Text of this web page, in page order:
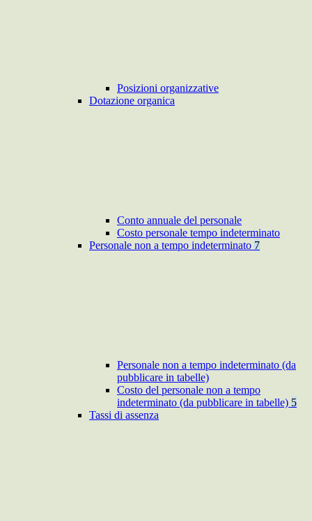
Posizioni organizzative
Dotazione organica
Conto annuale del personale
Costo personale tempo indeterminato
Personale non a tempo indeterminato 7
Personale non a tempo indeterminato (da
pubblicare in tabelle)
Costo del personale non a tempo
indeterminato (da pubblicare in tabelle) 5
Tassi di assenza